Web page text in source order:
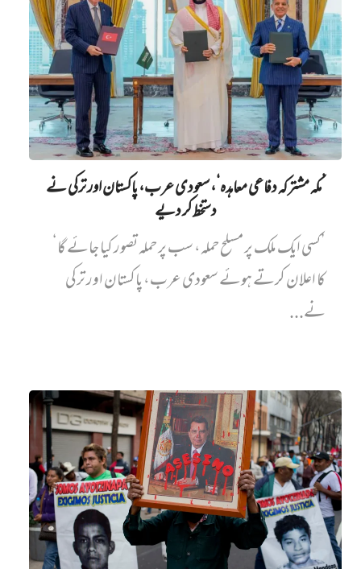
’مکہ مشترکہ دفاعی معاہدہ‘، سعودی عرب، پاکستان اور ترکی نے
دستخط کر دیے
’کسی ایک ملک پر مسلح حملہ، سب پر حملہ تصور کیا جائے گا‘
کا اعلان کرتے ہوئے سعودی عرب، پاکستان اور ترکی
نے...